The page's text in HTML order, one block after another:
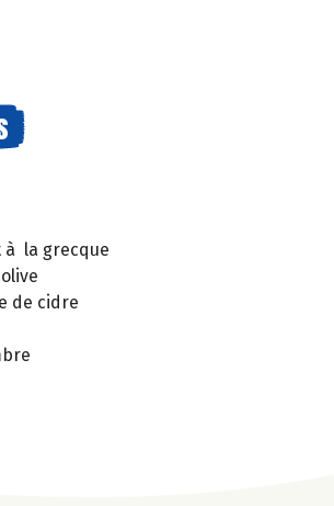
à la grecque
de cidre